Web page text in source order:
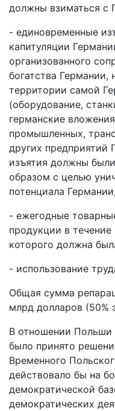
должны взиматься с
- единовременные
капитуляции
организованного
богатства Германии,
территории самой
(оборудование,
германские
промышленных,
других предприятий
изъятия должны
образом с целью
потенциала
- ежегодные
продукции в
которого должна
- использование
Общая сумма
млрд долларов
В отношении Польши
было принято
Временного
действовало бы на
демократической
демократических